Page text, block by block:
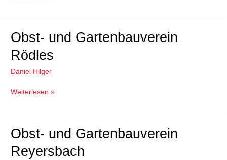
Obst- und Gartenbauverein
Rödles
Daniel Hilger
Obst-
und
Gartenbauverein
Weiterlesen »
Obst- und Gartenbauverein
Reyersbach
Obst-
und
Gartenbauverein